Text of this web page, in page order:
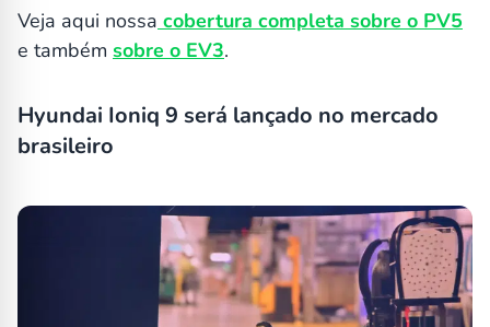
Veja aqui nossa cobertura completa sobre o PV5
e também sobre o EV3.
Hyundai Ioniq 9 será lançado no mercado
brasileiro